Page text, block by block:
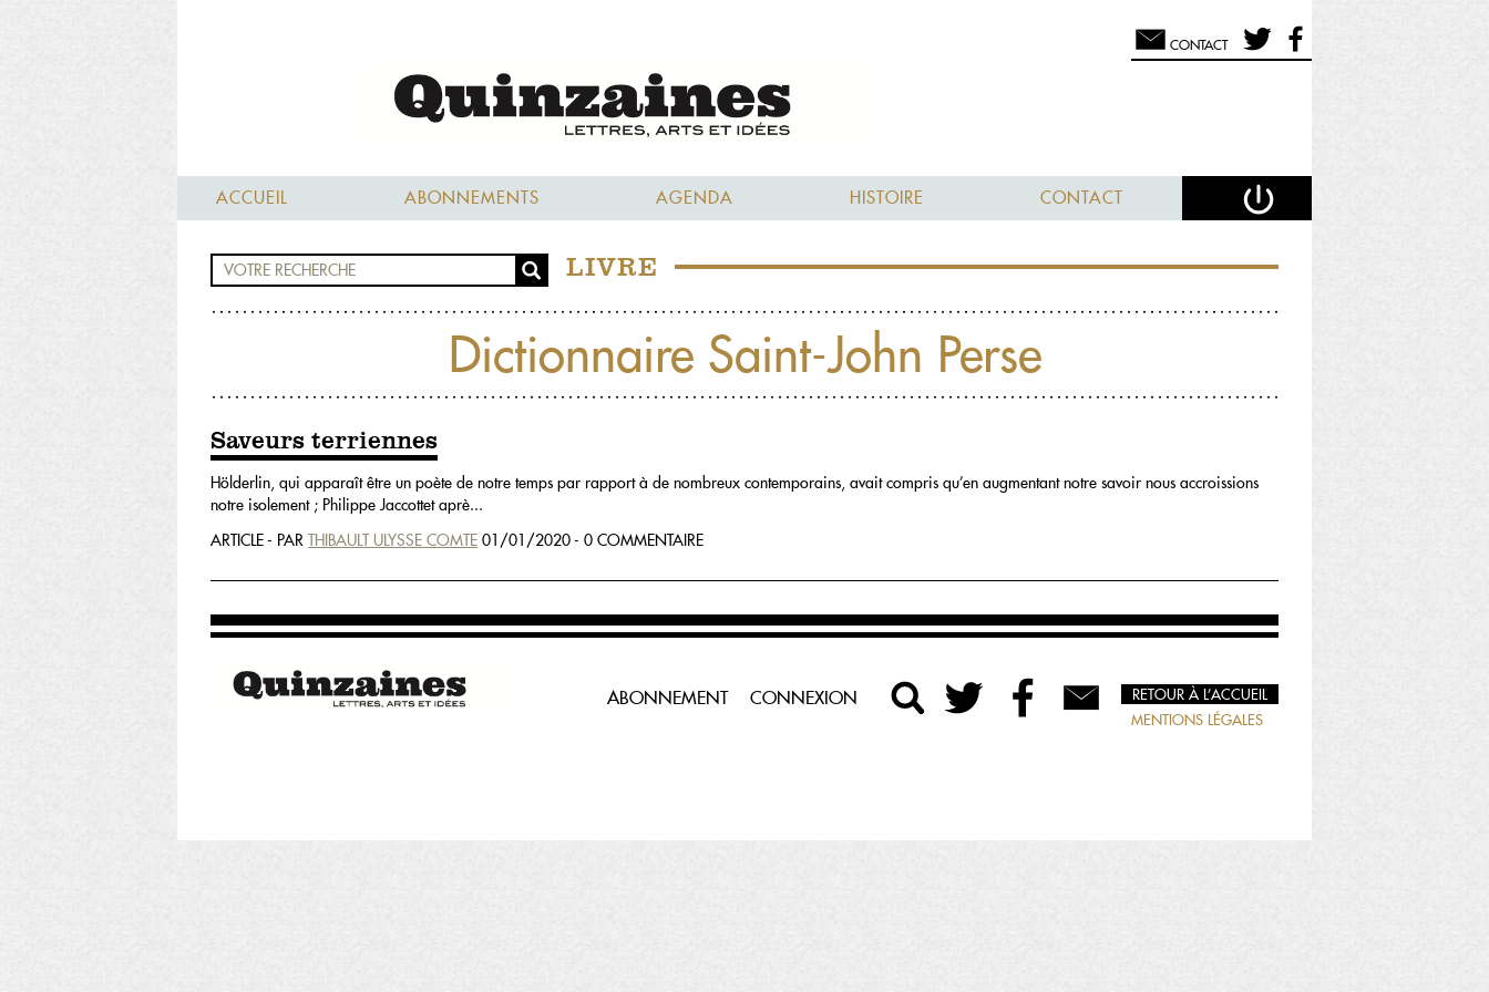
CONTACT
ACCUEIL ABONNEMENTS AGENDA HISTOIRE CONTACT
LIVRE
Dictionnaire Saint-John Perse
Saveurs terriennes
Hölderlin, qui apparaît être un poète de notre temps par rapport à de nombreux contemporains, avait compris qu’en augmentant notre savoir nous accroissions
notre isolement ; Philippe Jaccottet aprè...
ARTICLE - PAR THIBAULT ULYSSE COMTE 01/01/2020 - 0 COMMENTAIRE
ABONNEMENT CONNEXION
RETOUR À L’ACCUEIL
MENTIONS LÉGALES